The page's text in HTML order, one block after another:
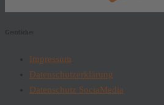
Gestzliches
Impressum
Datenschutzerklärung
Datenschutz SociaMedia